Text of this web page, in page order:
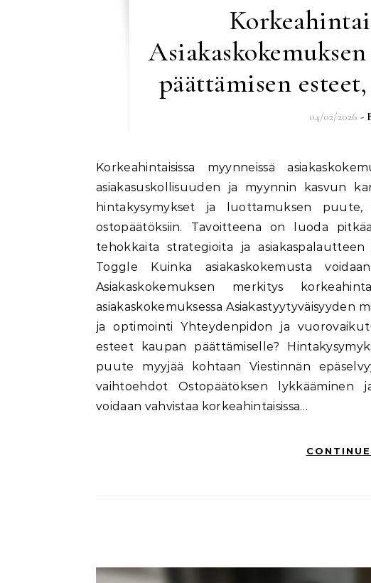
päättämisen
04/02/2026 -
Korkeahintaisissa myynneissä asiakaskokemuksen optimointi on ratkaisevan tärkeää
asiakasuskollisuuden ja myynnin kasvun
hintakysymykset ja luottamuksen puute,
ostopäätöksiin. Tavoitteena on luoda
tehokkaita strategioita ja
Toggle Kuinka asiakaskokemusta
Asiakaskokemuksen merkitys
asiakaskokemuksessa Asiakastyytyväisyyden
ja optimointi Yhteydenpidon ja
esteet kaupan päättämiselle?
puute myyjää kohtaan Viestinnän
vaihtoehdot Ostopäätöksen lykkääminen
voidaan vahvistaa korkeahintaisissa…